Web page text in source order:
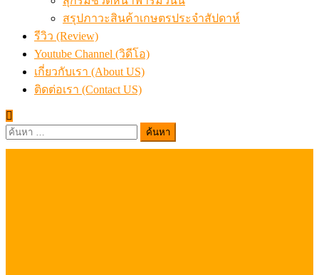
สรุปภาวะสินค้าเกษตรประจำสัปดาห์
รีวิว (Review)
Youtube Channel (วิดีโอ)
เกี่ยวกับเรา (About US)
ติดต่อเรา (Contact US)
ค้นหา
สำหรับ: